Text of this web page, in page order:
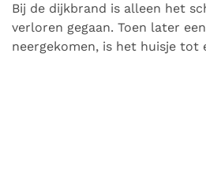
Bij de dijkbrand is alleen het
verloren gegaan. Toen later
neergekomen, is het huisje tot